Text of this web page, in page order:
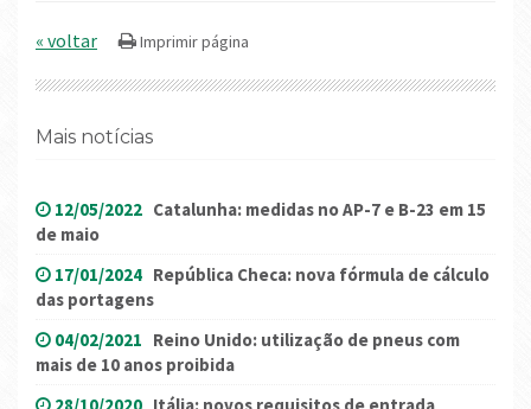
« voltar
Mais notícias
12/05/2022 Catalunha: medidas no AP-7 e B-23 em 15
de maio
17/01/2024 República Checa: nova fórmula de cálculo
das portagens
04/02/2021 Reino Unido: utilização de pneus com
mais de 10 anos proibida